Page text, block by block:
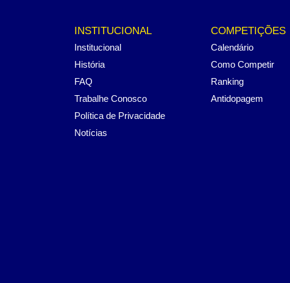
INSTITUCIONAL
Institucional
História
FAQ
Trabalhe Conosco
Política de Privacidade
Notícias
COMPETIÇÕES
Calendário
Como Competir
Ranking
Antidopagem